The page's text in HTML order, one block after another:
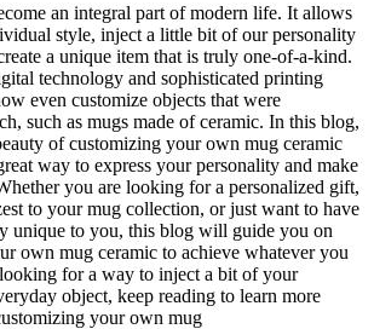
มัค
เซรามิค
ทั้งหมด
an integral part of modern life. It allows
style, inject a little bit of our personality
a unique item that is truly one-of-a-kind.
technology and sophisticated printing
even customize objects that were
such as mugs made of ceramic. In this blog,
of customizing your own mug ceramic
way to express your personality and make
you are looking for a personalized gift,
to your mug collection, or just want to have
unique to you, this blog will guide you on
own mug ceramic to achieve whatever you
for a way to inject a bit of your
object, keep reading to learn more
your own mug